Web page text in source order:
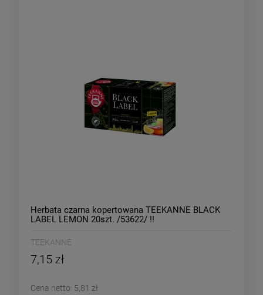
Herbata czarna kopertowana TEEKANNE BLACK
LABEL LEMON 20szt. /53622/ !!
TEEKANNE
7,15 zł
Cena netto: 5,81 zł